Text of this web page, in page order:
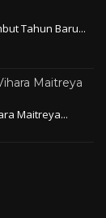
Tahun Baru...
Maitreya
Maitreya...